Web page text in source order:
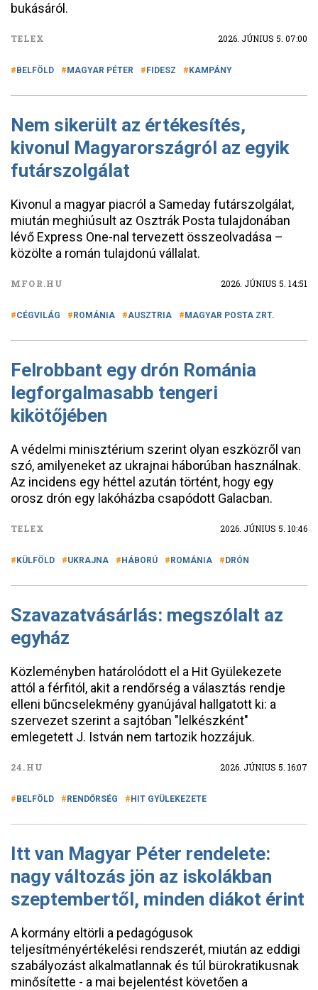
bukásáról.
TELEX 2026. JÚNIUS 5. 07:00
BELFÖLD MAGYAR PÉTER FIDESZ KAMPÁNY
Nem sikerült az értékesítés,
kivonul Magyarországról az egyik
futárszolgálat
Kivonul a magyar piacról a Sameday futárszolgálat,
miután meghiúsult az Osztrák Posta tulajdonában
lévő Express One-nal tervezett összeolvadása –
közölte a román tulajdonú vállalat.
MFOR.HU 2026. JÚNIUS 5. 14:51
CÉGVILÁG ROMÁNIA AUSZTRIA MAGYAR POSTA ZRT.
Felrobbant egy drón Románia
legforgalmasabb tengeri
kikötőjében
A védelmi minisztérium szerint olyan eszközről van
szó, amilyeneket az ukrajnai háborúban használnak.
Az incidens egy héttel azután történt, hogy egy
orosz drón egy lakóházba csapódott Galacban.
TELEX 2026. JÚNIUS 5. 10:46
KÜLFÖLD UKRAJNA HÁBORÚ ROMÁNIA DRÓN
Szavazatvásárlás: megszólalt az
egyház
Közleményben határolódott el a Hit Gyülekezete
attól a férfitól, akit a rendőrség a választás rendje
elleni bűncselekmény gyanújával hallgatott ki: a
szervezet szerint a sajtóban "lelkészként"
emlegetett J. István nem tartozik hozzájuk.
24.HU 2026. JÚNIUS 5. 16:07
BELFÖLD RENDŐRSÉG HIT GYÜLEKEZETE
Itt van Magyar Péter rendelete:
nagy változás jön az iskolákban
szeptembertől, minden diákot érint
A kormány eltörli a pedagógusok
teljesítményértékelési rendszerét, miután az eddigi
szabályozást alkalmatlannak és túl bürokratikusnak
minősítette - a mai bejelentést követően a